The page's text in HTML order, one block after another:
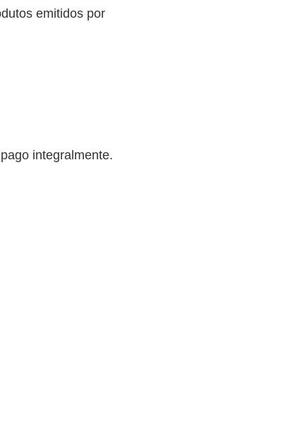
emitidos por
integralmente.